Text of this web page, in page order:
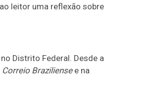
leitor uma reflexão sobre
Distrito Federal. Desde a
Correio Braziliensee na